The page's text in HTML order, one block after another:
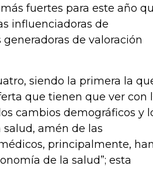
fuertes para este año
influenciadoras de
de valoración
siendo la primera la
que tienen que ver con
cambios demográficos y
amén de las
principalmente, han
de la salud”; esta